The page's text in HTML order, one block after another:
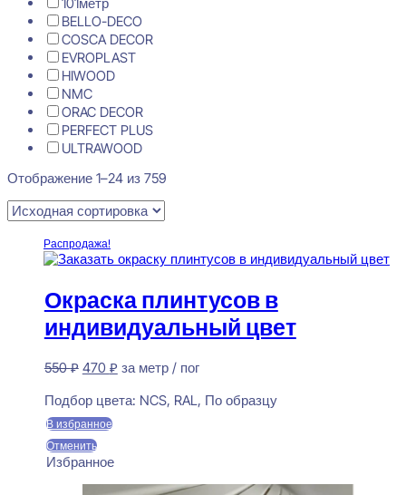
BELLO-DECO
COSCA DECOR
EVROPLAST
HIWOOD
NMC
ORAC DECOR
PERFECT PLUS
ULTRAWOOD
Отображение 1–24 из 759
Распродажа!
Окраска плинтусов в
индивидуальный цвет
550₽ Первоначальная
составляла
550 ₽.
470 ₽Текущая
470 ₽.
за метр / пог
Подбор цвета: NCS, RAL, По образцу
В избранное
Отменить
Избранное